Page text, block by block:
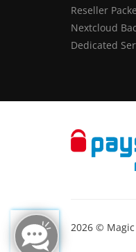
Reseller
Nextcloud
Dedicated
2026 © Magic